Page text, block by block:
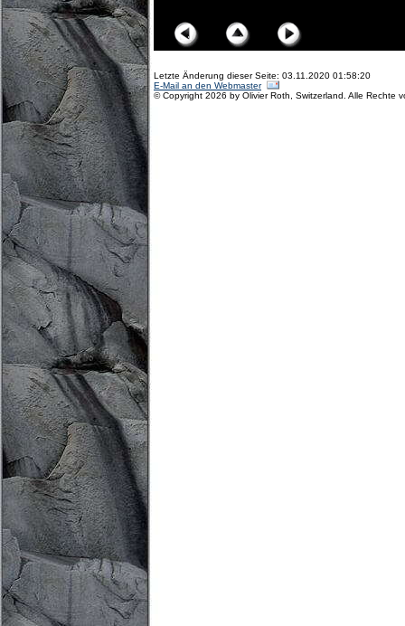
Letzte Änderung dieser Seite: 03.11.2020 01:58:20
E-Mail an den Webmaster
© Copyright 2026 by Olivier Roth, Switzerland. Alle Rechte